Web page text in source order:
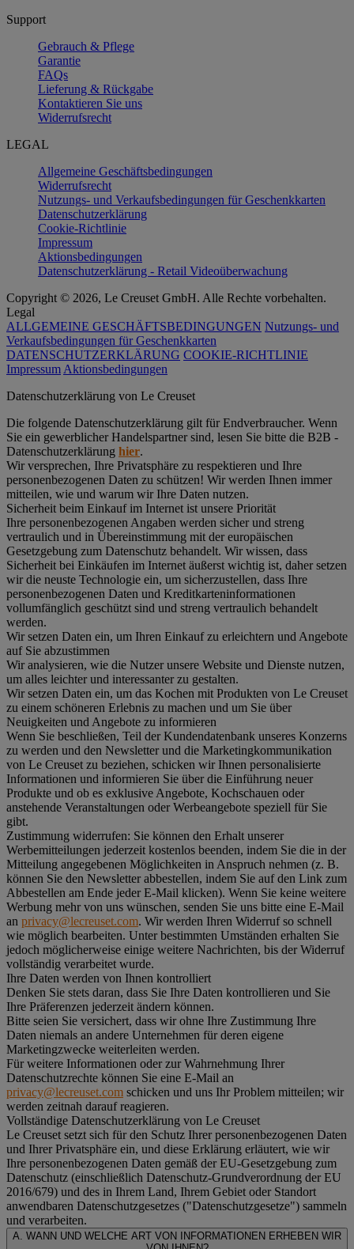
Support
Gebrauch & Pflege
Garantie
FAQs
Lieferung & Rückgabe
Kontaktieren Sie uns
Widerrufsrecht
LEGAL
Allgemeine Geschäftsbedingungen
Widerrufsrecht
Nutzungs- und Verkaufsbedingungen für Geschenkkarten
Datenschutzerklärung
Cookie-Richtlinie
Impressum
Aktionsbedingungen
Datenschutzerklärung - Retail Videoüberwachung
Copyright © 2026, Le Creuset GmbH. Alle Rechte vorbehalten.
Legal
ALLGEMEINE GESCHÄFTSBEDINGUNGEN Nutzungs- und
Verkaufsbedingungen für Geschenkkarten
DATENSCHUTZERKLÄRUNG COOKIE-RICHTLINIE
Impressum Aktionsbedingungen
Datenschutz­erklärung von Le Creuset
Die folgende Datenschutzerklärung gilt für Endverbraucher. Wenn
Sie ein gewerblicher Handelspartner sind, lesen Sie bitte die B2B -
Datenschutzerklärung hier.
Wir versprechen, Ihre Privatsphäre zu respektieren und Ihre
personenbezogenen Daten zu schützen! Wir werden Ihnen immer
mitteilen, wie und warum wir Ihre Daten nutzen.
Sicherheit beim Einkauf im Internet ist unsere Priorität
Ihre personenbezogenen Angaben werden sicher und streng
vertraulich und in Übereinstimmung mit der europäischen
Gesetzgebung zum Datenschutz behandelt. Wir wissen, dass
Sicherheit bei Einkäufen im Internet äußerst wichtig ist, daher setzen
wir die neuste Technologie ein, um sicherzustellen, dass Ihre
personenbezogenen Daten und Kreditkarteninformationen
vollumfänglich geschützt sind und streng vertraulich behandelt
werden.
Wir setzen Daten ein, um Ihren Einkauf zu erleichtern und Angebote
auf Sie abzustimmen
Wir analysieren, wie die Nutzer unsere Website und Dienste nutzen,
um alles leichter und interessanter zu gestalten.
Wir setzen Daten ein, um das Kochen mit Produkten von Le Creuset
zu einem schöneren Erlebnis zu machen und um Sie über
Neuigkeiten und Angebote zu informieren
Wenn Sie beschließen, Teil der Kundendatenbank unseres Konzerns
zu werden und den Newsletter und die Marketingkommunikation
von Le Creuset zu beziehen, schicken wir Ihnen personalisierte
Informationen und informieren Sie über die Einführung neuer
Produkte und ob es exklusive Angebote, Kochschauen oder
anstehende Veranstaltungen oder Werbeangebote speziell für Sie
gibt.
Zustimmung widerrufen: Sie können den Erhalt unserer
Werbemitteilungen jederzeit kostenlos beenden, indem Sie die in der
Mitteilung angegebenen Möglichkeiten in Anspruch nehmen (z. B.
können Sie den Newsletter abbestellen, indem Sie auf den Link zum
Abbestellen am Ende jeder E-Mail klicken). Wenn Sie keine weitere
Werbung mehr von uns wünschen, senden Sie uns bitte eine E-Mail
an privacy@lecreuset.com. Wir werden Ihren Widerruf so schnell
wie möglich bearbeiten. Unter bestimmten Umständen erhalten Sie
jedoch möglicherweise einige weitere Nachrichten, bis der Widerruf
vollständig verarbeitet wurde.
Ihre Daten werden von Ihnen kontrolliert
Denken Sie stets daran, dass Sie Ihre Daten kontrollieren und Sie
Ihre Präferenzen jederzeit ändern können.
Bitte seien Sie versichert, dass wir ohne Ihre Zustimmung Ihre
Daten niemals an andere Unternehmen für deren eigene
Marketingzwecke weiterleiten werden.
Für weitere Informationen oder zur Wahrnehmung Ihrer
Datenschutzrechte können Sie eine E-Mail an
privacy@lecreuset.com schicken und uns Ihr Problem mitteilen; wir
werden zeitnah darauf reagieren.
Vollständige Datenschutzerklärung von Le Creuset
Le Creuset setzt sich für den Schutz Ihrer personenbezogenen Daten
und Ihrer Privatsphäre ein, und diese Erklärung erläutert, wie wir
Ihre personenbezogenen Daten gemäß der EU-Gesetzgebung zum
Datenschutz (einschließlich Datenschutz-Grundverordnung der EU
2016/679) und des in Ihrem Land, Ihrem Gebiet oder Standort
anwendbaren Datenschutzgesetzes ("Datenschutzgesetze") sammeln
und verarbeiten.
A. WANN UND WELCHE ART VON INFORMATIONEN ERHEBEN WIR